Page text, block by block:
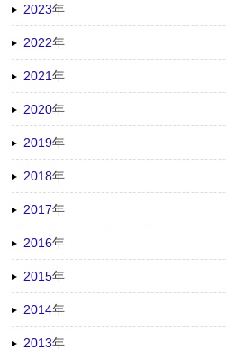
2023年
2022年
2021年
2020年
2019年
2018年
2017年
2016年
2015年
2014年
2013年